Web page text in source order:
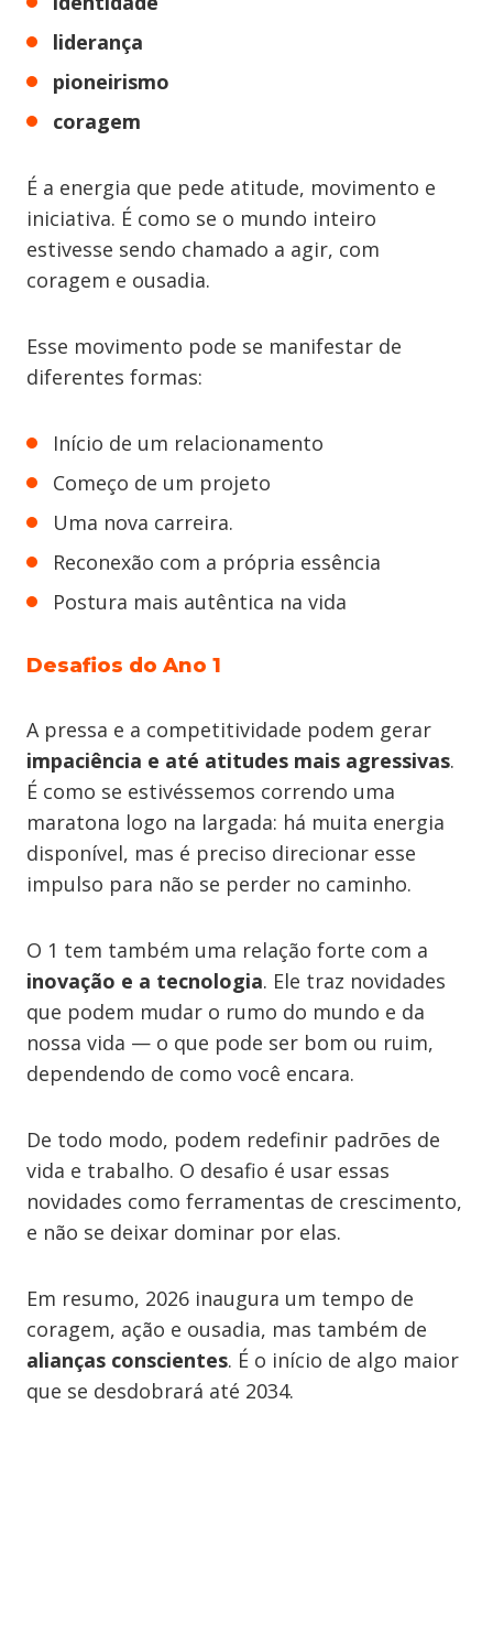
liderança
pioneirismo
coragem
É a energia que pede atitude, movimento e
iniciativa. É como se o mundo inteiro
estivesse sendo chamado a agir, com
coragem e ousadia.
Esse movimento pode se manifestar de
diferentes formas:
Início de um relacionamento
Começo de um projeto
Uma nova carreira.
Reconexão com a própria essência
Postura mais autêntica na vida
Desafios do Ano 1
A pressa e a competitividade podem gerar
impaciência e até atitudes mais agressivas.
É como se estivéssemos correndo uma
maratona logo na largada: há muita energia
disponível, mas é preciso direcionar esse
impulso para não se perder no caminho.
O 1 tem também uma relação forte com a
inovação e a tecnologia. Ele traz novidades
que podem mudar o rumo do mundo e da
nossa vida — o que pode ser bom ou ruim,
dependendo de como você encara.
De todo modo, podem redefinir padrões de
vida e trabalho. O desafio é usar essas
novidades como ferramentas de crescimento,
e não se deixar dominar por elas.
Em resumo, 2026 inaugura um tempo de
coragem, ação e ousadia, mas também de
alianças conscientes. É o início de algo maior
que se desdobrará até 2034.